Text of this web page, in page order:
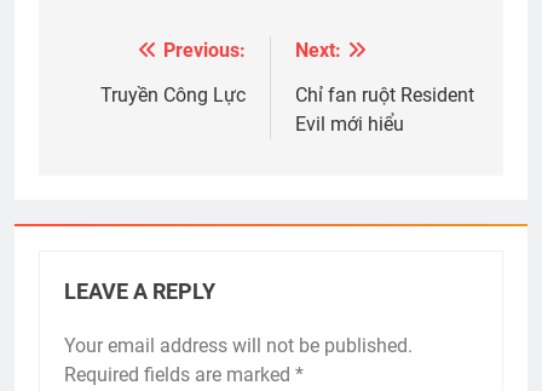
navigation
Previous:
Truyền Công Lực
Next:
Chỉ fan ruột Resident
Evil mới hiểu
LEAVE A REPLY
Your email address will not be published.
Required fields are marked *